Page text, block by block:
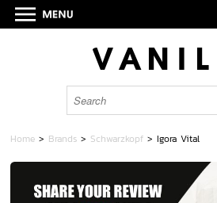
Home > Brands > Schwarzkopf >Igora Vital